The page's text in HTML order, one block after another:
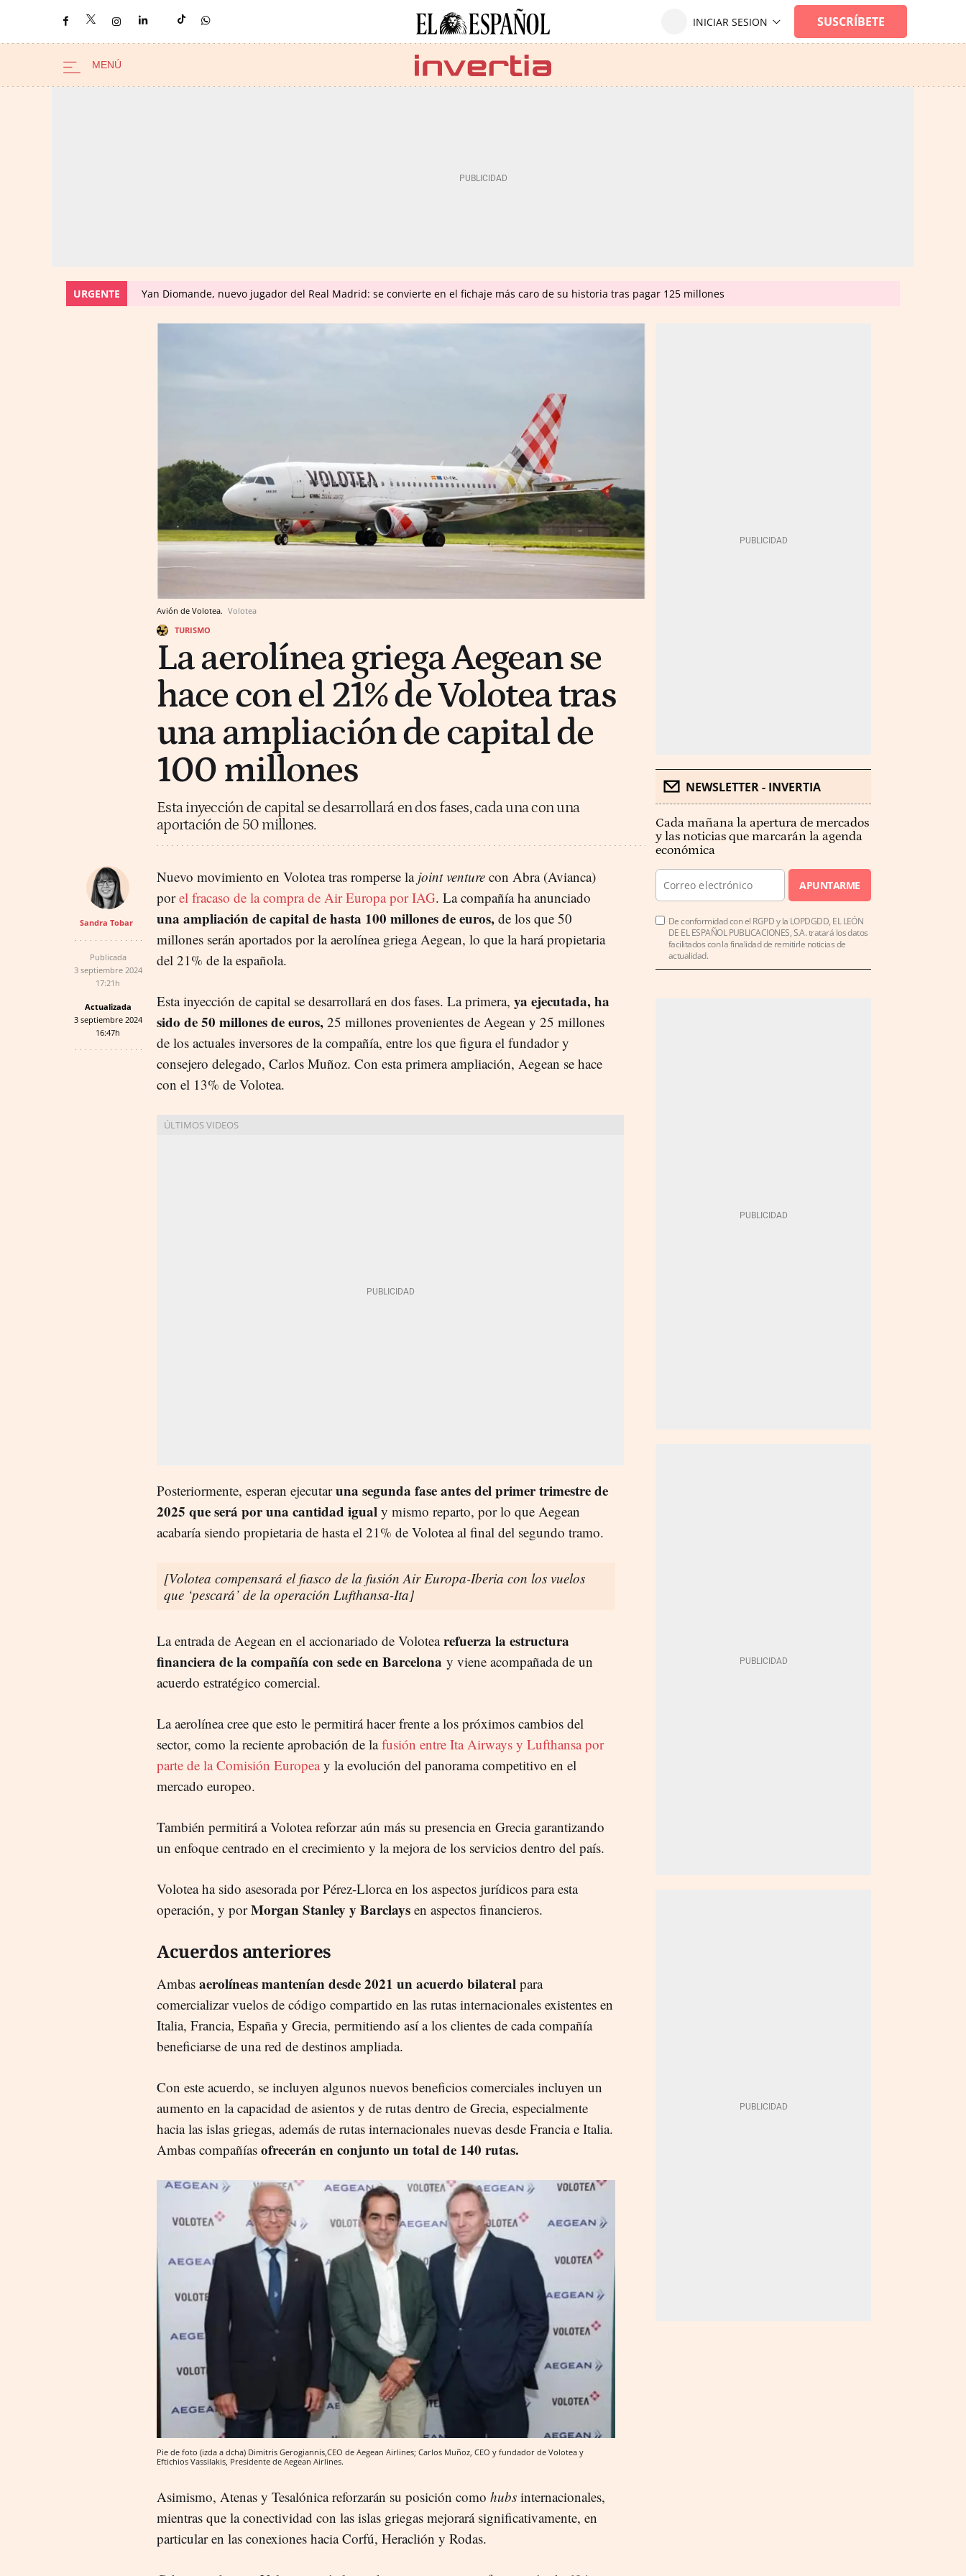
URGENTE Yan Diomande, nuevo jugador del Real Madrid: se convierte en el fichaje más caro de su historia tras pagar 125 millones
Avión de Volotea. Volotea
TURISMO
La aerolínea griega Aegean se
hace con el 21% de Volotea tras
una ampliación de capital de
100 millones
Esta inyección de capital se desarrollará en dos fases, cada una con una
aportación de 50 millones.
Sandra Tobar
Publicada
3 septiembre 2024
17:21h
Actualizada
3 septiembre 2024
16:47h
Nuevo movimiento en Volotea tras romperse la joint venture con Abra (Avianca)
porel fracaso de la compra de Air Europa por IAG. La compañía ha anunciado
una ampliación de capital de hasta 100 millones de euros, de los que 50
millones serán aportados por la aerolínea griega Aegean, lo que la hará propietaria
del 21% de la española.
Esta inyección de capital se desarrollará en dos fases. La primera, ya ejecutada, ha
sido de 50 millones de euros, 25 millones provenientes de Aegean y 25 millones
de los actuales inversores de la compañía, entre los que figura el fundador y
consejero delegado, Carlos Muñoz. Con esta primera ampliación, Aegean se hace
con el 13% de Volotea.
Posteriormente, esperan ejecutaruna segunda fase antes del primer trimestre de
2025 que será por una cantidad igual y mismo reparto, por lo que Aegean
acabaría siendo propietaria de hasta el 21% de Volotea al final del segundo tramo.
[Volotea compensará el fiasco de la fusión Air Europa-Iberia con los vuelos
que ‘pescará’ de la operación Lufthansa-Ita]
La entrada de Aegean en el accionariado de Volotearefuerza la estructura
financiera de la compañía con sede en Barcelona y viene acompañada de un
acuerdo estratégico comercial.
La aerolínea cree que esto le permitirá hacer frente a los próximos cambios del
sector, como la reciente aprobación de lafusión entre Ita Airways y Lufthansa por
parte de la Comisión Europeay la evolución del panorama competitivo en el
mercado europeo.
También permitirá a Volotea reforzar aún más su presencia en Grecia garantizando
un enfoque centrado en el crecimiento y la mejora de los servicios dentro del país.
Volotea ha sido asesorada por Pérez-Llorca en los aspectos jurídicos para esta
operación, y porMorgan Stanley y Barclays en aspectos financieros.
Acuerdos anteriores
Ambas aerolíneas mantenían desde 2021 un acuerdo bilateral para
comercializar vuelos de código compartido en las rutas internacionales existentes en
Italia, Francia, España y Grecia, permitiendo así a los clientes de cada compañía
beneficiarse de una red de destinos ampliada.
Con este acuerdo, se incluyen algunos nuevos beneficios comerciales incluyen un
aumento en la capacidad de asientos y de rutas dentro de Grecia, especialmente
hacia las islas griegas, además de rutas internacionales nuevas desde Francia e Italia.
Ambas compañías ofrecerán en conjunto un total de 140 rutas.
Pie de foto (izda a dcha) Dimitris Gerogiannis,CEO de Aegean Airlines; Carlos Muñoz, CEO y fundador de Volotea y
Eftichios Vassilakis, Presidente de Aegean Airlines.
Asimismo, Atenas y Tesalónica reforzarán su posición como hubs internacionales,
mientras que la conectividad con las islas griegas mejorará significativamente, en
particular en las conexiones hacia Corfú, Heraclión y Rodas.
NEWSLETTER - INVERTIA
Cada mañana la apertura de mercados
y las noticias que marcarán la agenda
económica
APUNTARME
De conformidad con el RGPD y la LOPDGDD, EL LEÓN
DE EL ESPAÑOL PUBLICACIONES, S.A. tratará los datos
facilitados con la finalidad de remitirle noticias de
actualidad.